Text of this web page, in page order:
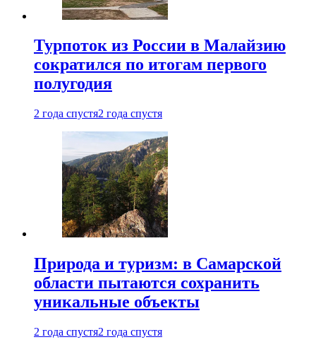
Турпоток из России в Малайзию
сократился по итогам первого
полугодия
2 года спустя2 года спустя
Природа и туризм: в Самарской
области пытаются сохранить
уникальные объекты
2 года спустя2 года спустя